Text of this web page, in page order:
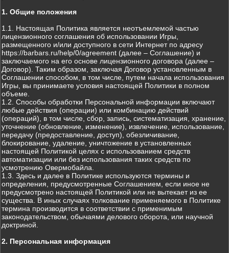
1. Общие положения
1.1. Настоящая Политика является неотъемлемой частью
лицензионного соглашения об использовании Игры,
размещенного и/или доступного в сети Интернет по адресу
https://barbars.ru/help/0/agreement (далее – Соглашение) и
заключаемого на его основе лицензионного договора (далее –
Договор). Таким образом, заключая Договор установленным в
Соглашении способом, в том числе, путем начала использования
Игры, вы принимаете условия настоящей Политики в полном
объеме.
1.2. Способы обработки Персональной информации включают
любые действия (операции) или комбинацию действий
(операций), в том числе, сбор, запись, систематизация, хранение,
уточнение (обновление, изменение), извлечение, использование,
передачу (предоставление, доступ), обезличивание,
блокирование, удаление, уничтожение в установленных
настоящей Политикой целях с использованием средств
автоматизации или без использования таких средств по
усмотрению Овермобайла.
1.3. Здесь и далее в Политике используются термины и
определения, предусмотренные Соглашением, если иное не
предусмотрено настоящей Политикой или не вытекает из ее
существа. В иных случаях толкование применяемого в Политике
термина производится в соответствии с применимым
законодательством, обычаями делового оборота, или научной
доктриной.
2. Персональная информация